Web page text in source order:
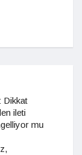
Dikkat
ileti
mu